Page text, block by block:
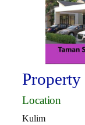
Location
Kulim